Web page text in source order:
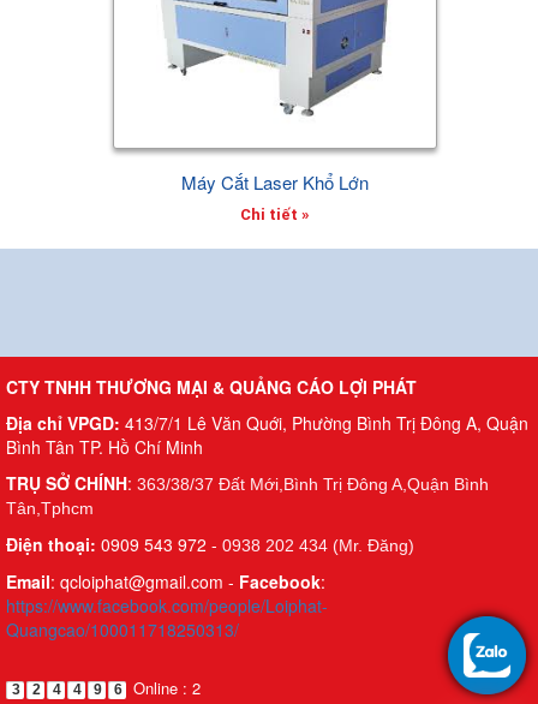
Máy Cắt Laser Khổ Lớn
Chi tiết »
CTY TNHH THƯƠNG MẠI & QUẢNG CÁO LỢI PHÁT
Địa chỉ VPGD: 413/7/1 Lê Văn Quới, Phường Bình Trị Đông A, Quận
Bình Tân TP. Hồ Chí Minh
TRỤ SỞ CHÍNH: 363/38/37 Đất Mới,Bình Trị Đông A,Quận Bình
Tân,Tphcm
Điện thoại: 0909 543 972 - 0938 202 434 (Mr. Đăng)
Email: qcloiphat@gmail.com - Facebook:
https://www.facebook.com/people/Loiphat-
Quangcao/100011718250313/
3 2 4 4 9 6 Online : 2